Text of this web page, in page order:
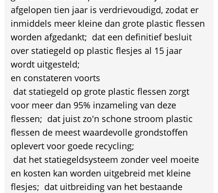
afgelopen tien jaar is verdrievoudigd, zodat er
inmiddels meer kleine dan grote plastic flessen
worden afgedankt;  dat een definitief besluit
over statiegeld op plastic flesjes al 15 jaar
wordt uitgesteld;
en constateren voorts
 dat statiegeld op grote plastic flessen zorgt
voor meer dan 95% inzameling van deze
flessen;  dat juist zo'n schone stroom plastic
flessen de meest waardevolle grondstoffen
oplevert voor goede recycling;
 dat het statiegeldsysteem zonder veel moeite
en kosten kan worden uitgebreid met kleine
flesjes;  dat uitbreiding van het bestaande